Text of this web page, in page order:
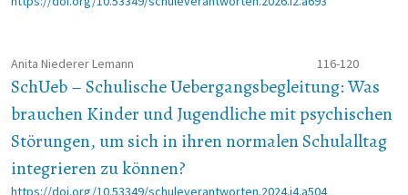
Anita Niederer Lemann 116-120
SchUeb – Schulische Uebergangsbegleitung: Was
brauchen Kinder und Jugendliche mit psychischen
Stö­run­gen, um sich in ihren normalen Schulalltag
integrieren zu kön­nen?